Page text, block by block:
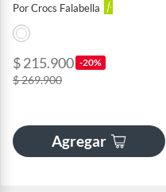
Por Crocs Falabella
$ 215.900 -20%
$ 269.900
Agregar